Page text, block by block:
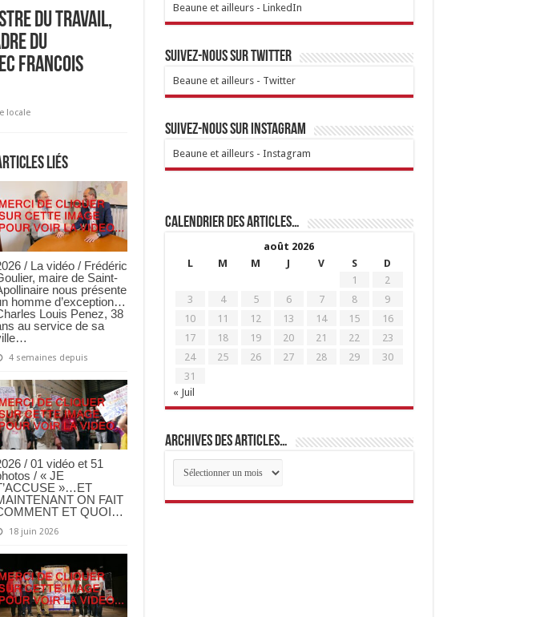
DU TRAVAIL,
DU
FRANCOIS
locale
Liés
/ La vidéo / Frédéric
maire de Saint-
nous présente
homme d’exception…
Louis Penez, 38
au service de sa
4 semaines depuis
/ 01 vidéo et 51
/ « JE
»…ET
ON FAIT
ET QUOI…
18 juin 2026
Beaune et ailleurs - LinkedIn
Suivez-nous sur Twitter
Beaune et ailleurs - Twitter
Suivez-nous sur Instagram
Beaune et ailleurs - Instagram
Calendrier des articles…
août 2026
L
M M J V S
D
1
2
3
4 5 6 7 8
9
10
11 12 13 14 15
16
17
18 19 20 21 22
23
24
25 26 27 28 29
30
31
« Juil
Archives des articles…
Archives
des
articles…